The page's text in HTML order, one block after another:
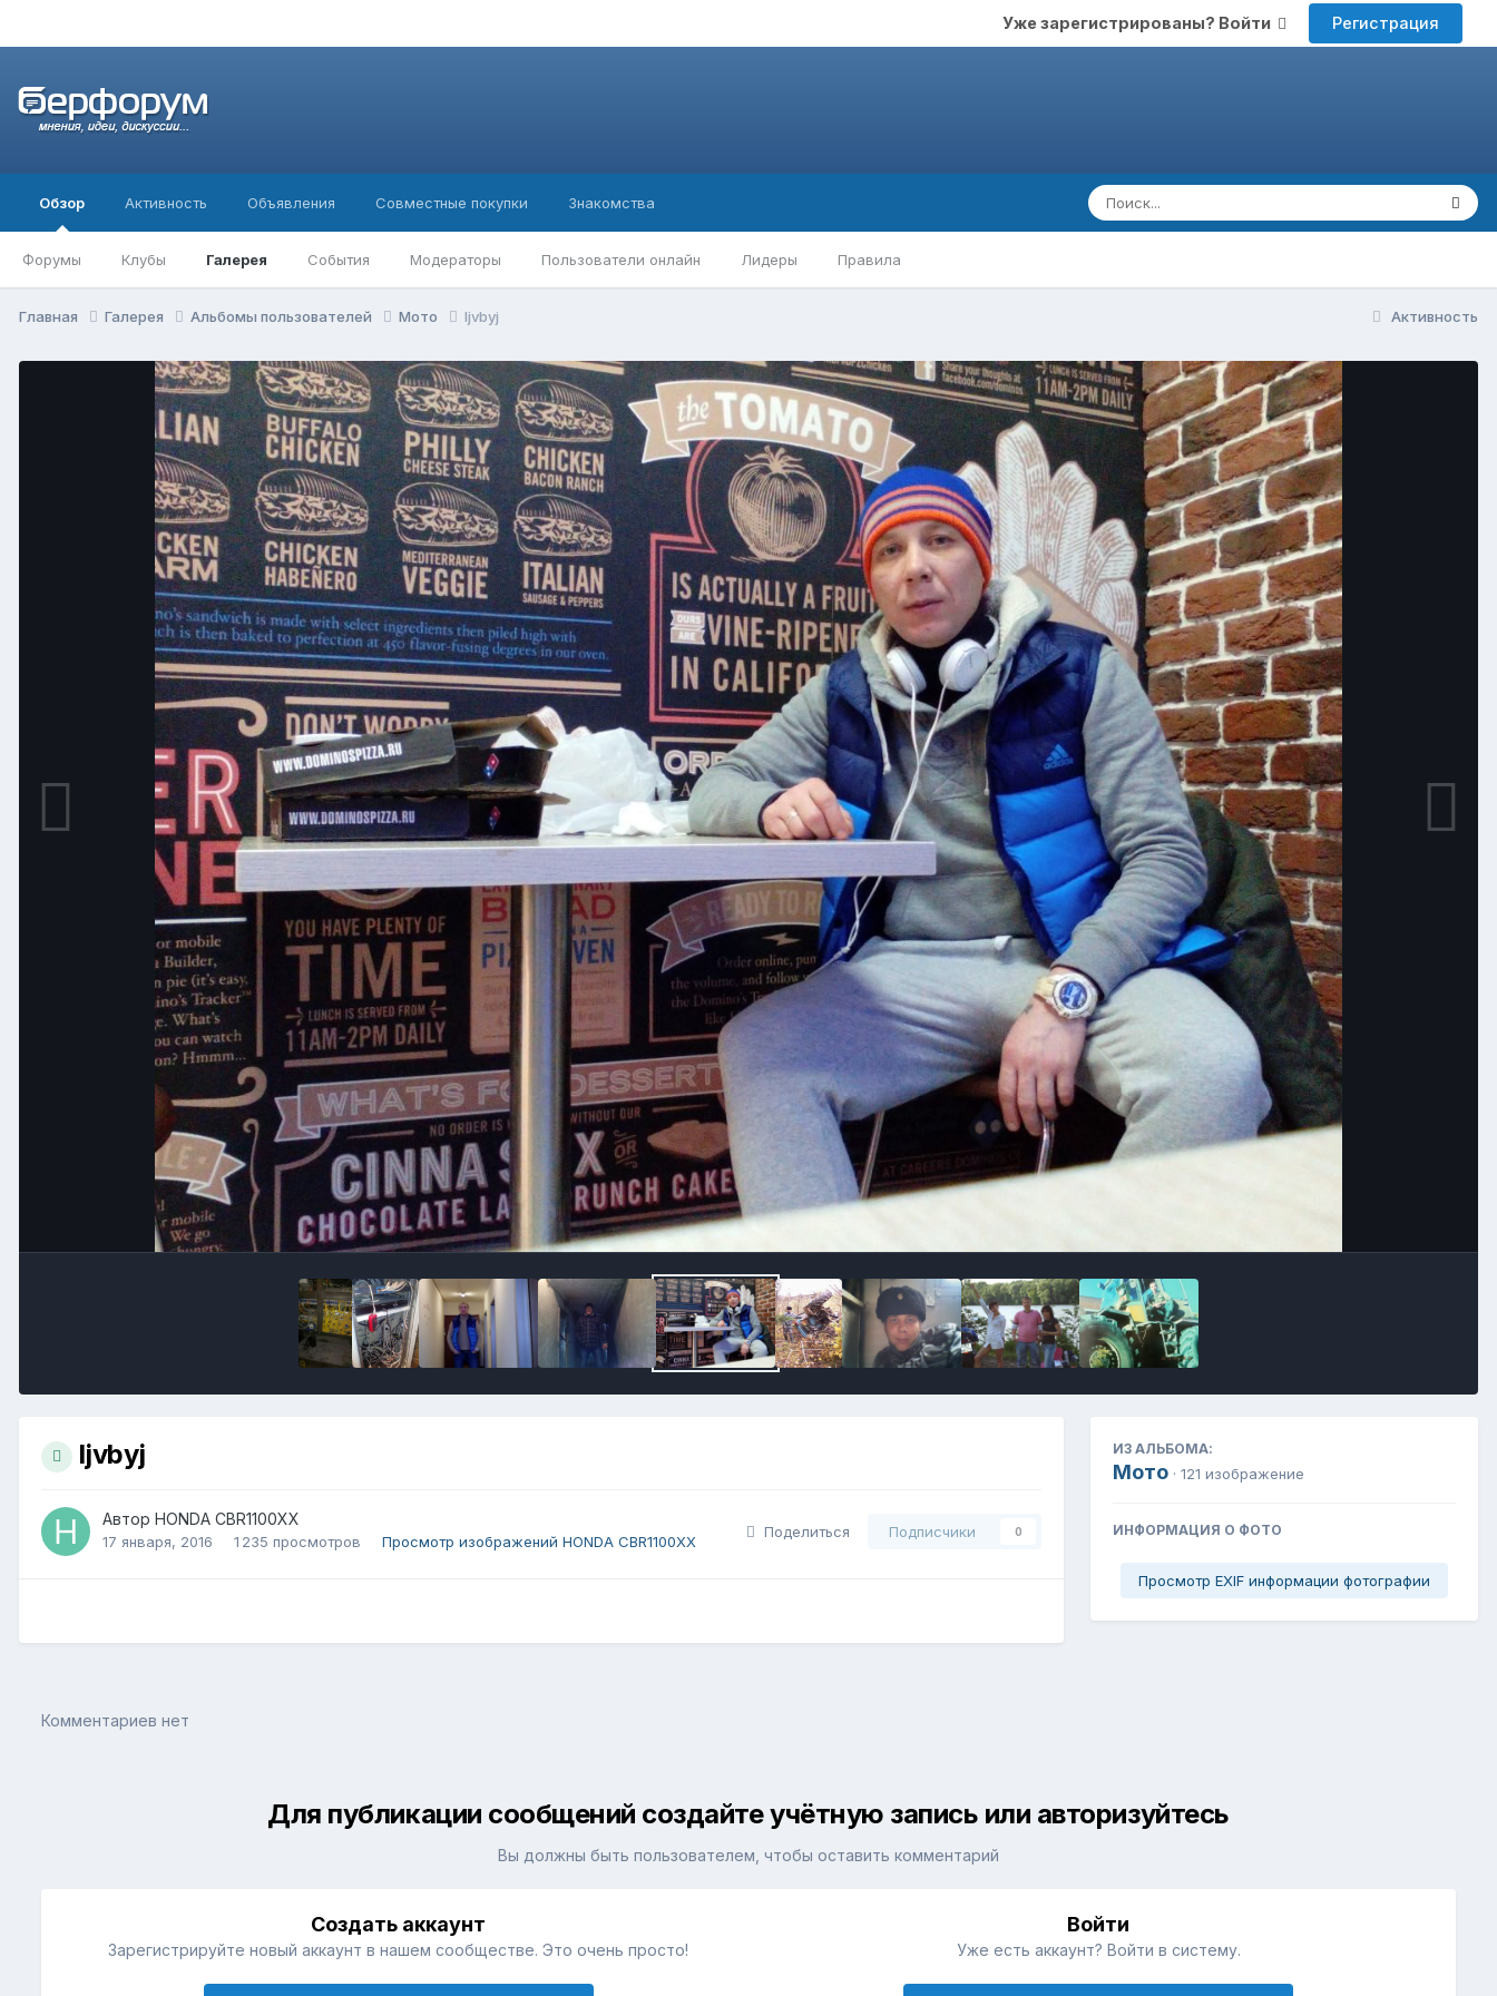
Уже зарегистрированы? Войти Регистрация
Обзор
Форумы Клубы Галерея События Модераторы Пользователи онлайн Лидеры Правила
Активность Объявления Совместные покупки Знакомства
Активность
Главная Галерея Альбомы пользователей Мото ljvbyj
ljvbyj
Автор HONDA CBR1100XX
17 января, 2016 1 235 просмотров Просмотр изображений HONDA CBR1100XX
Поделиться Подписчики 0
ИЗ АЛЬБОМА:
Мото · 121 изображение
ИНФОРМАЦИЯ О ФОТО
Просмотр EXIF информации фотографии
Комментариев нет
Для публикации сообщений создайте учётную запись или авторизуйтесь
Вы должны быть пользователем, чтобы оставить комментарий
Создать аккаунт
Зарегистрируйте новый аккаунт в нашем сообществе. Это очень просто!
Войти
Уже есть аккаунт? Войти в систему.